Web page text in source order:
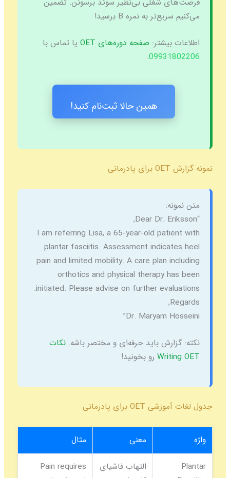
فرصت‌های شغلی بی‌نظیر سوئد برسونن. تضمین
می‌کنیم سریع‌تر به نمره B برسید!
اطلاعات بیشتر: صفحه دوره‌های OET
یا تماس با
09931802206
.
همین حالا ثبت‌نام کنید!
نمونه گزارش OET برای پادرمانی
متن نمونه:
“Dear Dr. Eriksson,
I am referring Lisa, a 65-year-old patient with
plantar fasciitis. Assessment indicates heel
pain and limited mobility. A care plan including
orthotics and physical therapy has been
initiated. Please advise on further evaluations.
Regards,
Dr. Maryam Hosseini”
نکته: گزارش باید حرفه‌ای و مختصر باشه. نکات
Writing OETرو بخونید!
جدول لغات آموزشی OET برای پادرمانی
واژه معنی مثال
Plantar
التهاب فاشیای
Pain requires